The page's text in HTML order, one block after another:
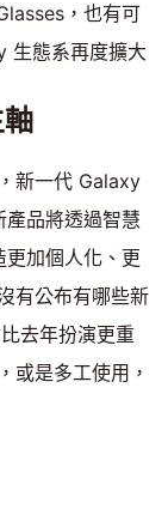
，也有可
生態系再度擴大
新一代 Galaxy
品將透過智慧
加個人化、更
有公布有哪些新
去年扮演更重
或是多工使用，